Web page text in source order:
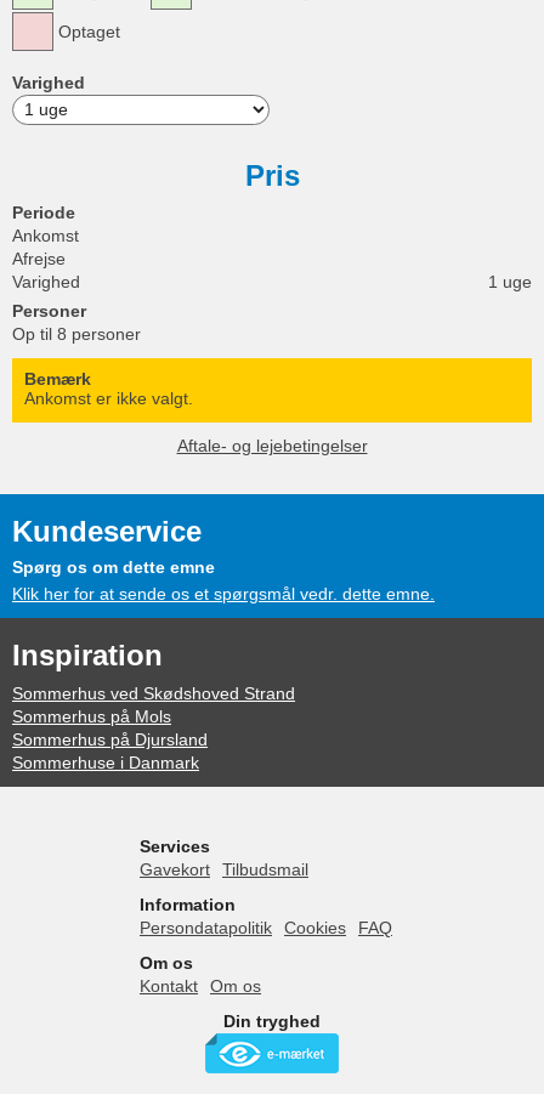
Optaget
Varighed
Pris
Periode
Ankomst
Afrejse
Varighed
1 uge
Personer
Op til 8 personer
Bemærk
Ankomst er ikke valgt.
Aftale- og lejebetingelser
Kundeservice
Spørg os om dette emne
Klik her for at sende os et spørgsmål vedr. dette emne.
Inspiration
Sommerhus ved Skødshoved Strand
Sommerhus på Mols
Sommerhus på Djursland
Sommerhuse i Danmark
Services
Gavekort
Tilbudsmail
Information
Persondatapolitik
Cookies
FAQ
Om os
Kontakt
Om os
Din tryghed